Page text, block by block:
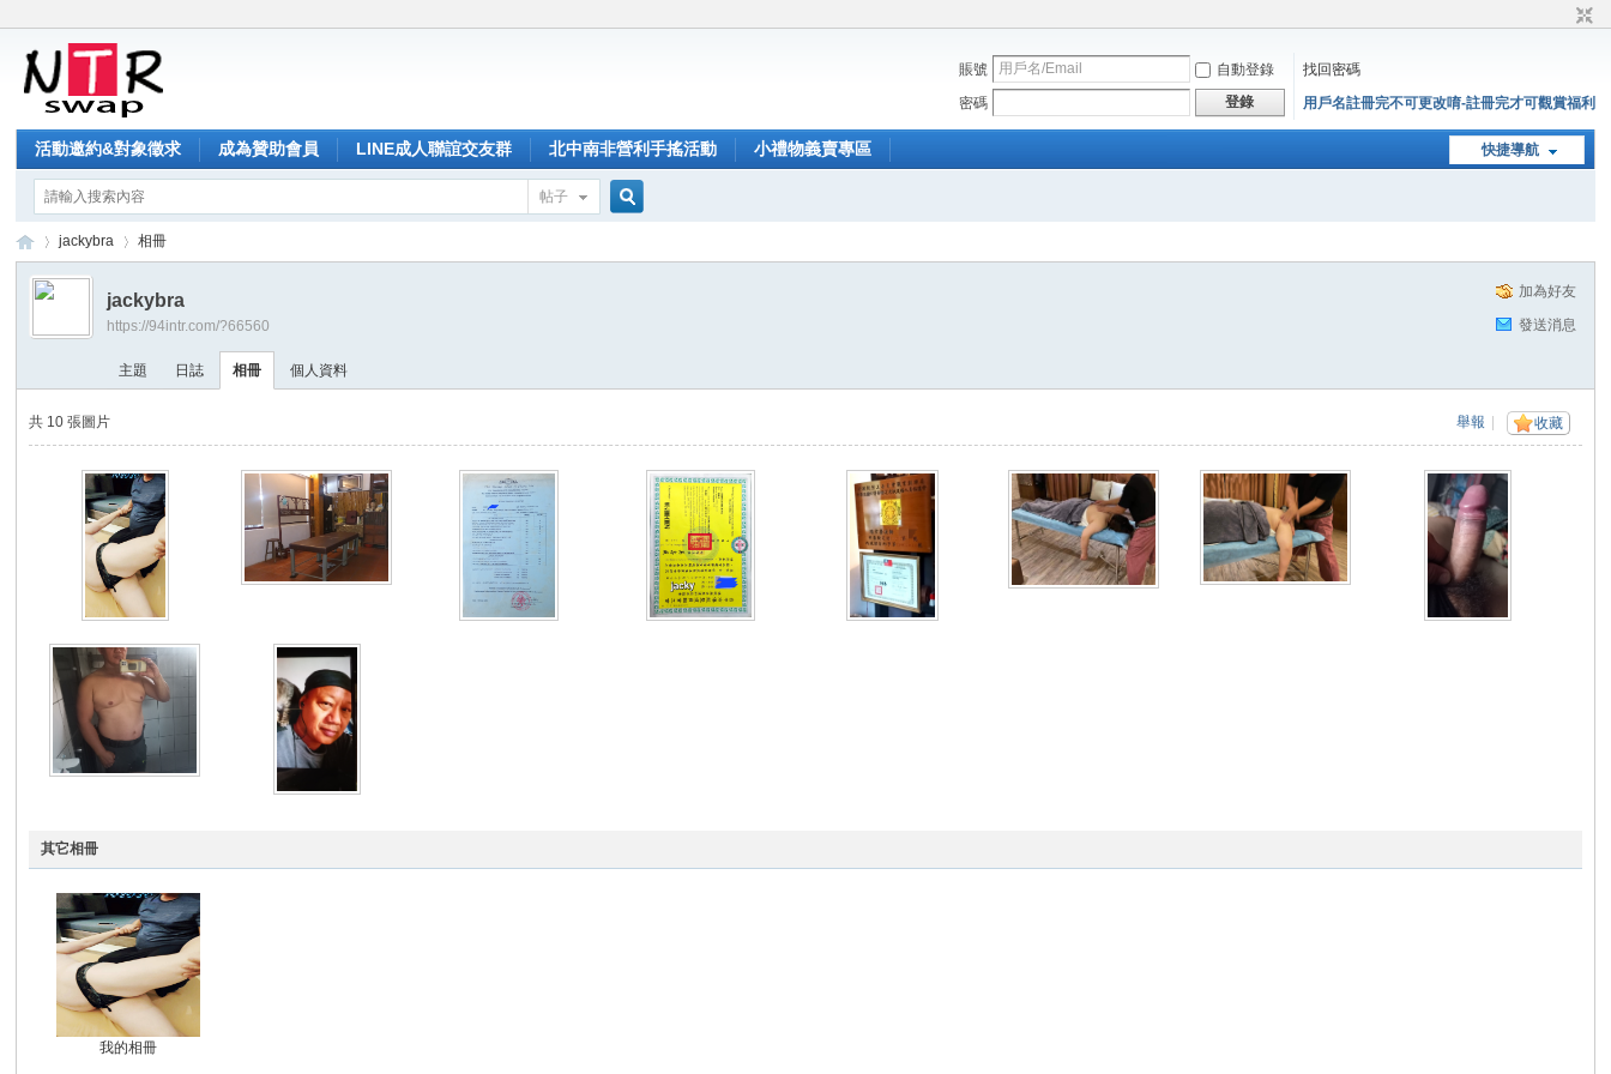
賬號 自動登錄
找回密碼
密碼
登錄 用戶名註冊完不可更改唷-註冊完才可觀賞福利
快捷導航
活動邀約&對象徵求 成為贊助會員 LINE成人聯誼交友群 北中南非營利手搖活動 小禮物義賣專區
帖子
NT›
jackybra 相冊
加為好友
發送消息
jackybra
https://94intr.com/?66560
主題 日誌 相冊 個人資料
收藏
舉報
共 10 張圖片
其它相冊
我的相冊